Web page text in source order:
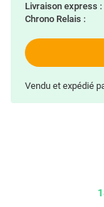
Livraison express :
Chrono Relais :
Vendu et expédié